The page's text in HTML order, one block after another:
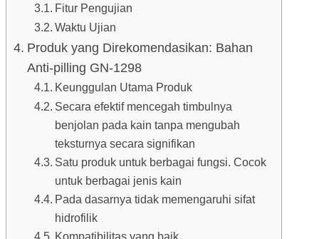
Fitur Pengujian
Waktu Ujian
Produk yang Direkomendasikan: Bahan
Anti-pilling GN-1298
Keunggulan Utama Produk
Secara efektif mencegah timbulnya
benjolan pada kain tanpa mengubah
teksturnya secara signifikan
Satu produk untuk berbagai fungsi. Cocok
untuk berbagai jenis kain
Pada dasarnya tidak memengaruhi sifat
hidrofilik
Kompatibilitas yang baik